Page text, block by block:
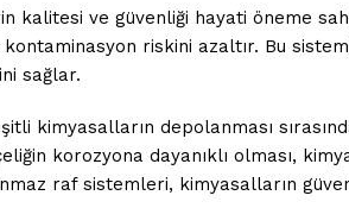
kalitesi ve güvenliği hayati öneme
riskini azaltır. Bu
sağlar.
kimyasalların depolanması
korozyona dayanıklı olması,
raf sistemleri, kimyasalların